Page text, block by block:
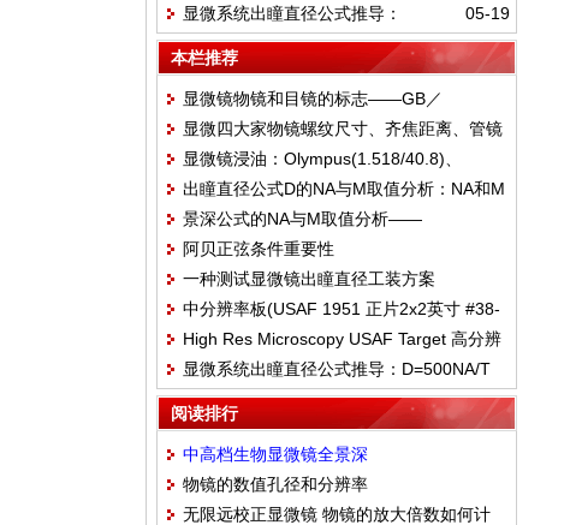
228LP/mm——2.2um
高分辨率板 7.5 - 3300 LP/mm——#37-539
05-19
显微系统出瞳直径公式推导：
D=500NA/T
本栏推荐
显微镜物镜和目镜的标志——GB／
T_22056-2018
显微四大家物镜螺纹尺寸、齐焦距离、管镜
焦距对应关系汇总
显微镜浸油：Olympus(1.518/40.8)、
Leica、Cargille
出瞳直径公式D的NA与M取值分析：NA和M
皆用真实值——M≤1000NA与M>1000NA
景深公式的NA与M取值分析——
M≤1000NA：真实总倍率——M>1000NA：
1000NA代替总倍率
阿贝正弦条件重要性
一种测试显微镜出瞳直径工装方案
中分辨率板(USAF 1951 正片2x2英寸 #38-
257)——体视显微镜用——228LP/mm——
2.2um
High Res Microscopy USAF Target 高分辨
率板 7.5 - 3300 LP/mm——#37-539
显微系统出瞳直径公式推导：D=500NA/T
阅读排行
中高档生物显微镜全景深
700/(NA*M)+0.55/(NA*NA)
物镜的数值孔径和分辨率
无限远校正显微镜 物镜的放大倍数如何计